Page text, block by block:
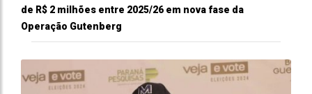
de R$ 2 milhões entre 2025/26 em nova fase da
Operação Gutenberg